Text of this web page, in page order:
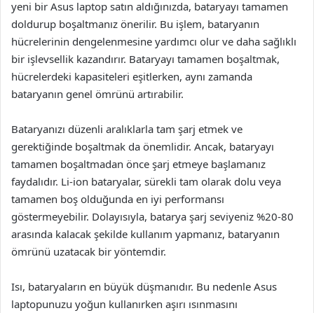
yeni bir Asus laptop satın aldığınızda, bataryayı tamamen
doldurup boşaltmanız önerilir. Bu işlem, bataryanın
hücrelerinin dengelenmesine yardımcı olur ve daha sağlıklı
bir işlevsellik kazandırır. Bataryayı tamamen boşaltmak,
hücrelerdeki kapasiteleri eşitlerken, aynı zamanda
bataryanın genel ömrünü artırabilir.
Bataryanızı düzenli aralıklarla tam şarj etmek ve
gerektiğinde boşaltmak da önemlidir. Ancak, bataryayı
tamamen boşaltmadan önce şarj etmeye başlamanız
faydalıdır. Li-ion bataryalar, sürekli tam olarak dolu veya
tamamen boş olduğunda en iyi performansı
göstermeyebilir. Dolayısıyla, batarya şarj seviyeniz %20-80
arasında kalacak şekilde kullanım yapmanız, bataryanın
ömrünü uzatacak bir yöntemdir.
Isı, bataryaların en büyük düşmanıdır. Bu nedenle Asus
laptopunuzu yoğun kullanırken aşırı ısınmasını